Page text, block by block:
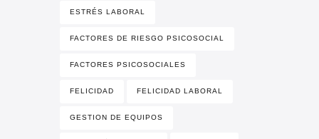
ESTRÉS LABORAL
FACTORES DE RIESGO PSICOSOCIAL
FACTORES PSICOSOCIALES
FELICIDAD FELICIDAD LABORAL
GESTION DE EQUIPOS